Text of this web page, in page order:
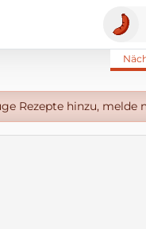
Rezepte hinzu,